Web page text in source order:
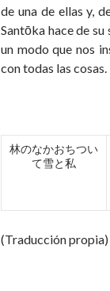
de una de ellas y,
Santōka hace de
un modo que nos
con todas las cosas.
林のなかおちつい
て雪と私
(Traducción propia)